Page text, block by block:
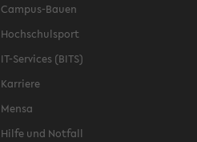
Campus-Bauen
Hochschulsport
IT-Services (BITS)
Karriere
Mensa
Hilfe und Notfall